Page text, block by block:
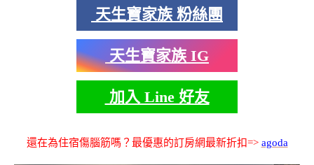
天生寶家族 粉絲團
天生寶家族 IG
加入 Line 好友
還在為住宿傷腦筋嗎？最優惠的訂房網最新折扣=> agoda